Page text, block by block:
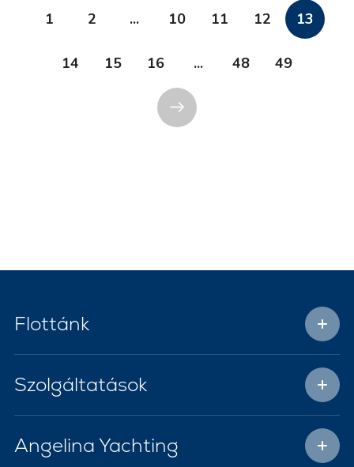
1 2 ... 10 11 12 13
14 15 16 ... 48 49
Flottánk
Szolgáltatások
Angelina Yachting